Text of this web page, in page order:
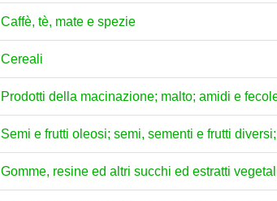
Caffè, tè, mate e spezie
Cereali
Prodotti della macinazione; malto; amidi e
Semi e frutti oleosi; semi, sementi e frutti
Gomme, resine ed altri succhi ed estratti